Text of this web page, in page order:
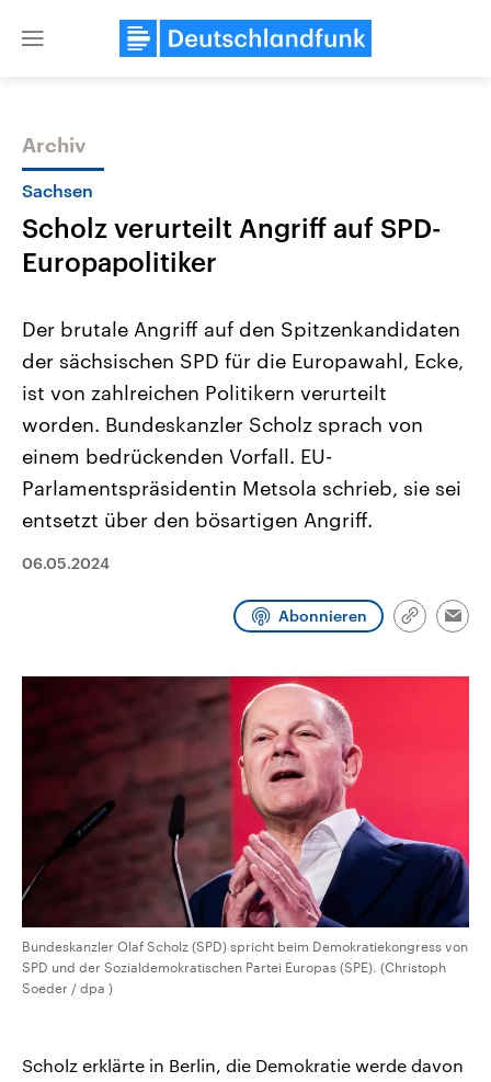
Close
Themen
Landtagswahl Sachsen-Anhalt
2026
Alle Informationen
Sachsen-Anhalt wählt am 6.
September 2026 einen neuen
Landtag. Seit 2021 wird das
Bundesland von einer Koalition aus
CDU, SPD und FDP regiert.-
Umfragen, Prognosen,
und Hintergründe zu den Parteien
und Kandidaten der anstehenden
Aktuelle Beiträge,
Hintergründe
Wirtschaftlich und
gehören die Vereinigten
den mächtigsten Ländern
mit großem Einfluss auf
Sendungen
Archiv
Sachsen
Scholz verurteilt Angriff auf SPD-
Europapolitiker
Der brutale Angriff auf den Spitzenkandidaten
der sächsischen SPD für die Europawahl, Ecke,
ist von zahlreichen Politikern verurteilt
worden. Bundeskanzler Scholz sprach von
einem bedrückenden Vorfall. EU-
Parlamentspräsidentin Metsola schrieb, sie sei
entsetzt über den bösartigen Angriff.
06.05.2024
Abonnieren
Link
Bundeskanzler Olaf Scholz (SPD) spricht beim Demokratiekongress von
SPD und der Sozialdemokratischen Partei Europas (SPE). (Christoph
Soeder / dpa )
Scholz erklärte in Berlin, die Demokratie werde davon